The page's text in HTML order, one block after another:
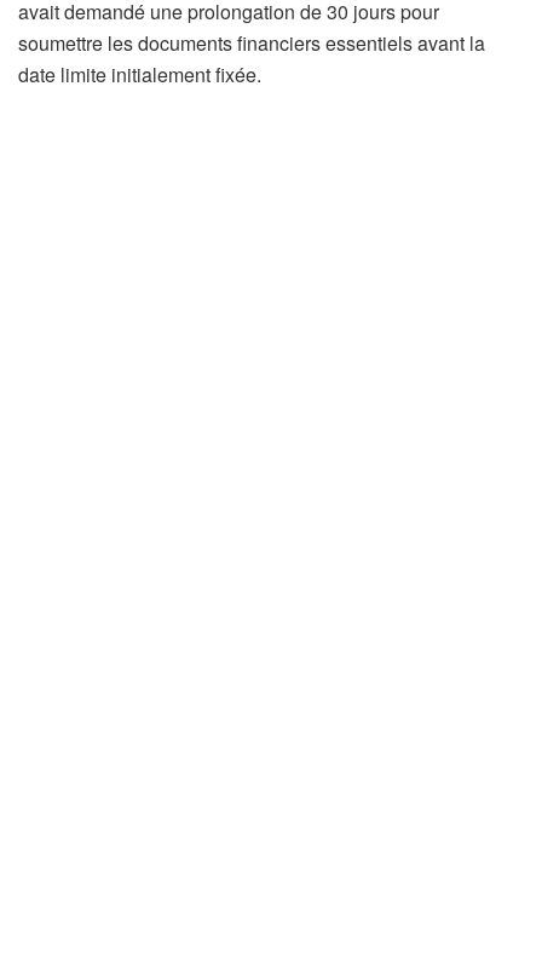
avait demandé une prolongation de 30 jours pour
soumettre les documents financiers essentiels avant la
date limite initialement fixée.